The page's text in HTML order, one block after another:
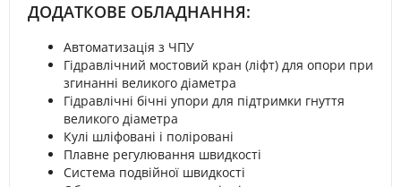
ДОДАТКОВЕ ОБЛАДНАННЯ:
Автоматизація з ЧПУ
Гідравлічний мостовий кран (ліфт) для опори при
згинанні великого діаметра
Гідравлічні бічні упори для підтримки гнуття
великого діаметра
Кулі шліфовані і поліровані
Плавне регулювання швидкості
Система подвійної швидкості